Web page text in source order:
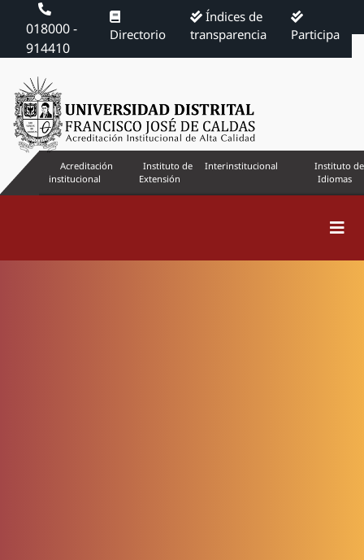
018000 -
914410
Directorio
Índices de
transparencia
Participa
Acreditación
institucional
Instituto de
Extensión
Interinstitucional
Instituto de
Idiomas